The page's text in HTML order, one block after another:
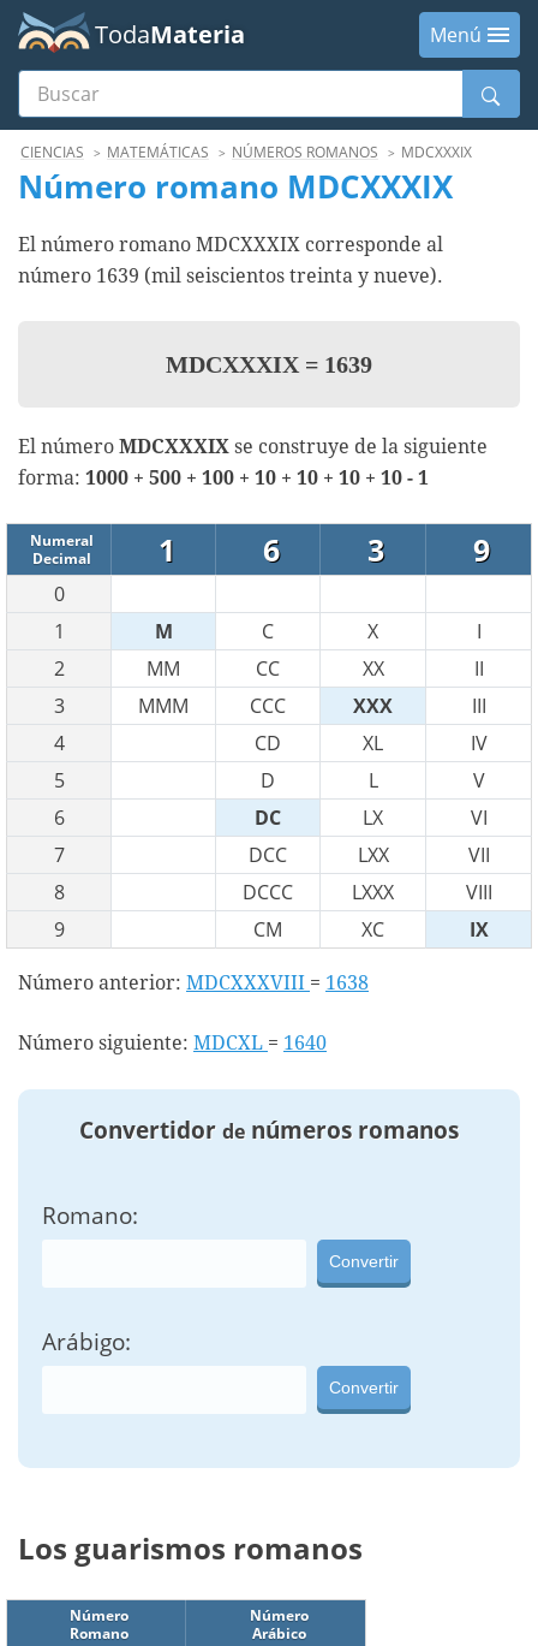
TodaMateria
Menú
Buscar
MenúCIENCIAS MATEMÁTICAS NÚMEROS ROMANOS MDCXXXIX
Número romano MDCXXXIX
El número romano MDCXXXIX corresponde al
número 1639 (mil seiscientos treinta y nueve).
MDCXXXIX = 1639
El número MDCXXXIX se construye de la siguiente
forma: 1000 + 500 + 100 + 10 + 10 + 10 + 10 - 1
Numeral
Decimal
1 6 3 9
0
1
M C X
I
2
MM CC XX
II
3
MMM CCC XXX
III
4
CD XL
IV
5
D L
V
6
DC LX
VI
7
DCC LXX
VII
8
DCCC LXXX
VIII
9
CM XC IX
Número anterior: MDCXXXVIII = 1638
Número siguiente: MDCXL = 1640
Convertidor de números romanos
Romano:
Convertir
Arábigo:
Convertir
Los guarismos romanos
Número
Romano
Número
Arábico